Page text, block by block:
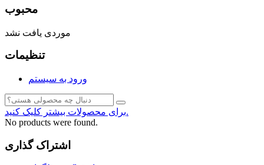
محبوب
موردی یافت نشد
تنظیمات
ورود به سیستم
برای محصولات بیشتر کلیک کنید.
No products were found.
اشتراک گذاری